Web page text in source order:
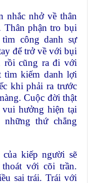
nhắc nhở về thân
Thân phận tro bụi
công danh sự
để trở về với bụi
rồi cũng ra đi với
tìm kiếm danh lợi
khi phải ra trước
Cuộc đời thật
hưởng hiện tại
thứ chẳng
kiếp người sẽ
với cõi trần.
sai trái. Trái với